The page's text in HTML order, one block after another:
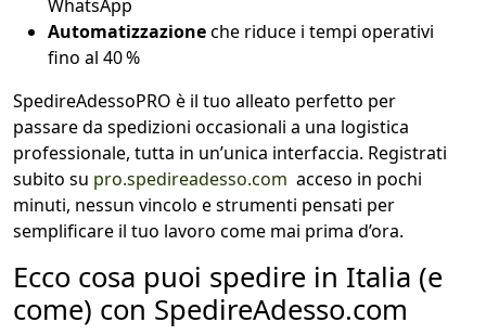
WhatsApp
Automatizzazioneche riduce i tempi operativi
fino al 40 %
SpedireAdessoPRO è il tuo alleato perfetto per
passare da spedizioni occasionali a una logistica
professionale, tutta in un’unica interfaccia. Registrati
subito su pro.spedireadesso.com acceso in pochi
minuti, nessun vincolo e strumenti pensati per
semplificare il tuo lavoro come mai prima d’ora.
Ecco cosa puoi spedire in Italia (e
come) con SpedireAdesso.com